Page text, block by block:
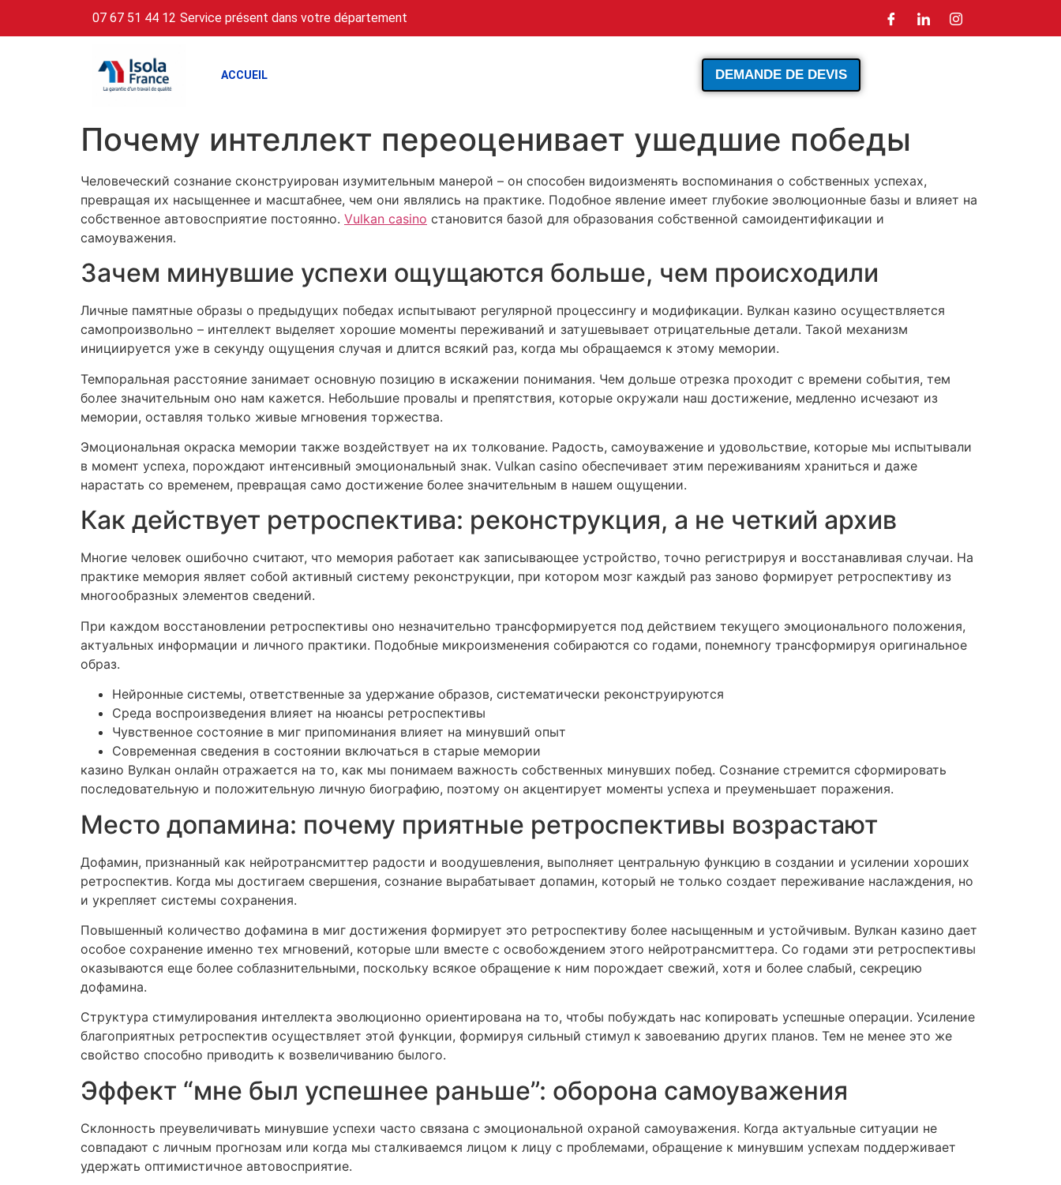
07 67 51 44 12 Service présent dans votre département
ACCUEIL DEMANDE DE DEVIS
Почему интеллект переоценивает ушедшие победы
Человеческий сознание сконструирован изумительным манерой – он способен видоизменять воспоминания о собственных успехах,
превращая их насыщеннее и масштабнее, чем они являлись на практике. Подобное явление имеет глубокие эволюционные базы и влияет на
собственное автовосприятие постоянно. Vulkan casino становится базой для образования собственной самоидентификации и
самоуважения.
Зачем минувшие успехи ощущаются больше, чем происходили
Личные памятные образы о предыдущих победах испытывают регулярной процессингу и модификации. Вулкан казино осуществляется
самопроизвольно – интеллект выделяет хорошие моменты переживаний и затушевывает отрицательные детали. Такой механизм
инициируется уже в секунду ощущения случая и длится всякий раз, когда мы обращаемся к этому мемории.
Темпоральная расстояние занимает основную позицию в искажении понимания. Чем дольше отрезка проходит с времени события, тем
более значительным оно нам кажется. Небольшие провалы и препятствия, которые окружали наш достижение, медленно исчезают из
мемории, оставляя только живые мгновения торжества.
Эмоциональная окраска мемории также воздействует на их толкование. Радость, самоуважение и удовольствие, которые мы испытывали
в момент успеха, порождают интенсивный эмоциональный знак. Vulkan casino обеспечивает этим переживаниям храниться и даже
нарастать со временем, превращая само достижение более значительным в нашем ощущении.
Как действует ретроспектива: реконструкция, а не четкий архив
Многие человек ошибочно считают, что мемория работает как записывающее устройство, точно регистрируя и восстанавливая случаи. На
практике мемория являет собой активный систему реконструкции, при котором мозг каждый раз заново формирует ретроспективу из
многообразных элементов сведений.
При каждом восстановлении ретроспективы оно незначительно трансформируется под действием текущего эмоционального положения,
актуальных информации и личного практики. Подобные микроизменения собираются со годами, понемногу трансформируя оригинальное
образ.
Нейронные системы, ответственные за удержание образов, систематически реконструируются
Среда воспроизведения влияет на нюансы ретроспективы
Чувственное состояние в миг припоминания влияет на минувший опыт
Современная сведения в состоянии включаться в старые мемории
казино Вулкан онлайн отражается на то, как мы понимаем важность собственных минувших побед. Сознание стремится сформировать
последовательную и положительную личную биографию, поэтому он акцентирует моменты успеха и преуменьшает поражения.
Место допамина: почему приятные ретроспективы возрастают
Дофамин, признанный как нейротрансмиттер радости и воодушевления, выполняет центральную функцию в создании и усилении хороших
ретроспектив. Когда мы достигаем свершения, сознание вырабатывает допамин, который не только создает переживание наслаждения, но
и укрепляет системы сохранения.
Повышенный количество дофамина в миг достижения формирует это ретроспективу более насыщенным и устойчивым. Вулкан казино дает
особое сохранение именно тех мгновений, которые шли вместе с освобождением этого нейротрансмиттера. Со годами эти ретроспективы
оказываются еще более соблазнительными, поскольку всякое обращение к ним порождает свежий, хотя и более слабый, секрецию
дофамина.
Структура стимулирования интеллекта эволюционно ориентирована на то, чтобы побуждать нас копировать успешные операции. Усиление
благоприятных ретроспектив осуществляет этой функции, формируя сильный стимул к завоеванию других планов. Тем не менее это же
свойство способно приводить к возвеличиванию былого.
Эффект “мне был успешнее раньше”: оборона самоуважения
Склонность преувеличивать минувшие успехи часто связана с эмоциональной охраной самоуважения. Когда актуальные ситуации не
совпадают с личным прогнозам или когда мы сталкиваемся лицом к лицу с проблемами, обращение к минувшим успехам поддерживает
удержать оптимистичное автовосприятие.